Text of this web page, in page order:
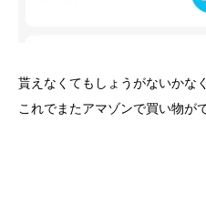
貰えなくてもしょうがないかな
これでまたアマゾンで買い物が